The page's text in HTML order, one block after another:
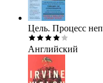
Цель. Процесс
Английский